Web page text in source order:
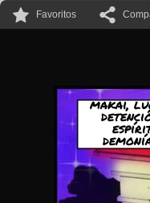
Favoritos
makai,